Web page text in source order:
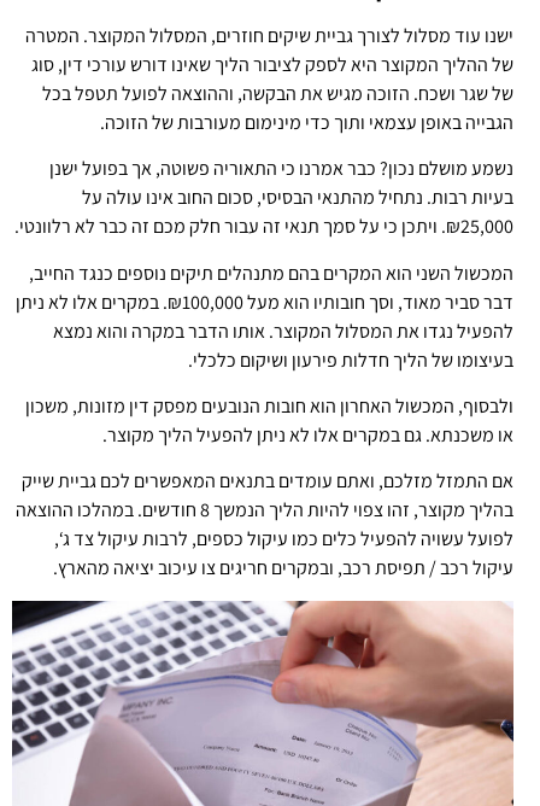
ישנו עוד מסלול לצורך גביית שיקים חוזרים, המסלול המקוצר. המטרה
של ההליך המקוצר היא לספק לציבור הליך שאינו דורש עורכי דין, סוג
של שגר ושכח. הזוכה מגיש את הבקשה, וההוצאה לפועל תטפל בכל
הגבייה באופן עצמאי ותוך כדי מינימום מעורבות של הזוכה.
נשמע מושלם נכון? כבר אמרנו כי התאוריה פשוטה, אך בפועל ישנן
בעיות רבות. נתחיל מהתנאי הבסיסי, סכום החוב אינו עולה על
₪25,000. ויתכן כי על סמך תנאי זה עבור חלק מכם זה כבר לא רלוונטי.
המכשול השני הוא המקרים בהם מתנהלים תיקים נוספים כנגד החייב,
דבר סביר מאוד, וסך חובותיו הוא מעל ₪100,000. במקרים אלו לא ניתן
להפעיל נגדו את המסלול המקוצר. אותו הדבר במקרה והוא נמצא
בעיצומו של הליך חדלות פירעון ושיקום כלכלי.
ולבסוף, המכשול האחרון הוא חובות הנובעים מפסק דין מזונות, משכון
או משכנתא. גם במקרים אלו לא ניתן להפעיל הליך מקוצר.
אם התמזל מזלכם, ואתם עומדים בתנאים המאפשרים לכם גביית שייק
בהליך מקוצר, זהו צפוי להיות הליך הנמשך 8 חודשים. במהלכו ההוצאה
לפועל עשויה להפעיל כלים כמו עיקול כספים, לרבות עיקול צד ג‘,
עיקול רכב / תפיסת רכב, ובמקרים חריגים צו עיכוב יציאה מהארץ.